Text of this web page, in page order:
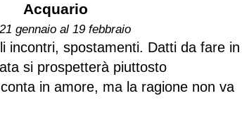
Acquario
gennaio al 19 febbraio
incontri, spostamenti. Datti da fare in
si prospetterà piuttosto
in amore, ma la ragione non va